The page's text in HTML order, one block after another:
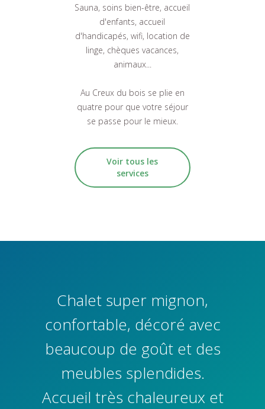
Sauna, soins bien-être, accueil
d'enfants, accueil
d'handicapés, wifi, location de
linge, chèques vacances,
animaux...
Au Creux du bois se plie en
quatre pour que votre séjour
se passe pour le mieux.
Voir tous les
services
Chalet super mignon,
confortable, décoré avec
beaucoup de goût et des
meubles splendides.
Accueil très chaleureux et